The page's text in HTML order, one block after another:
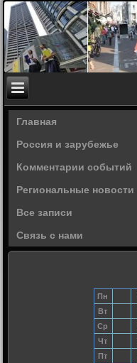
Главная
Россия и зарубежье
Комментарии событий
Региональные новости
Все записи
Связь с нами
Пн
Вт
Ср
Чт
Пт